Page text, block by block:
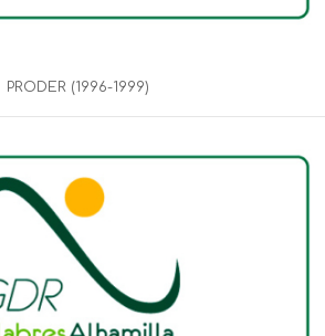
PRODER (1996-1999)